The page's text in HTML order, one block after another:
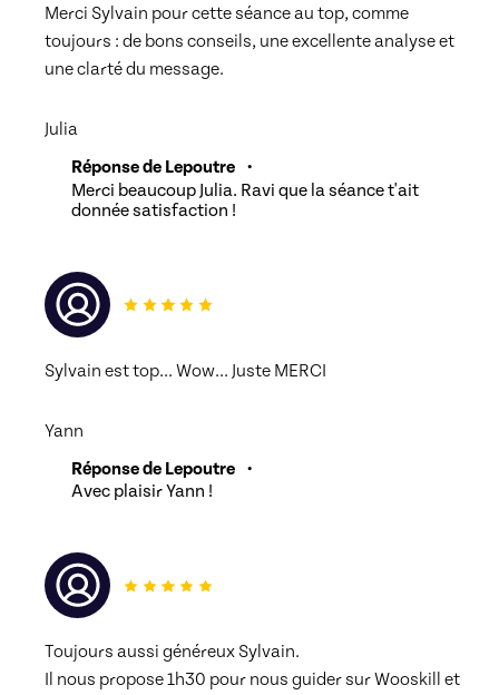
Le mot de la fin
Le mot de la fin
Merci Sylvain pour cette séance au top, comme
toujours : de bons conseils, une excellente analyse et
une clarté du message.
Julia
Réponse de Lepoutre
•
Merci beaucoup Julia. Ravi que la séance t'ait
donnée satisfaction !
Sylvain est top... Wow... Juste MERCI
Yann
Réponse de Lepoutre
•
Avec plaisir Yann !
Toujours aussi généreux Sylvain.
Il nous propose 1h30 pour nous guider sur Wooskill et